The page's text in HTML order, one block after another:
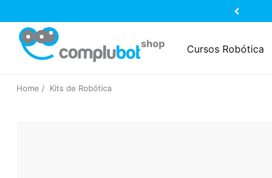
Cursos Robótica
Home Kits de Robótica